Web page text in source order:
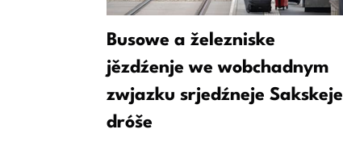
Busowe a železniske
jězdźenje we wobchadnym
zwjazku srjedźneje Sakskeje
dróše